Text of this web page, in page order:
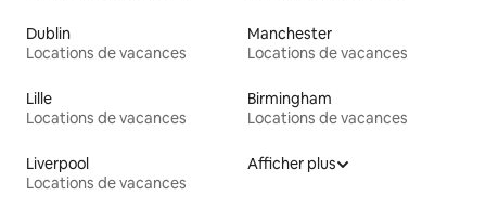
Dublin
Locations de vacances
Manchester
Locations de vacances
Lille
Locations de vacances
Birmingham
Locations de vacances
Liverpool
Locations de vacances
Afficher plus